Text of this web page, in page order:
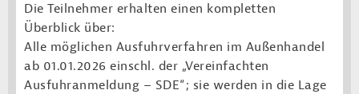
Die Teilnehmer erhalten einen kompletten
Überblick über:
Alle möglichen Ausfuhrverfahren im Außenhandel
ab 01.01.2026 einschl. der „Vereinfachten
Ausfuhranmeldung – SDE“; sie werden in die Lage